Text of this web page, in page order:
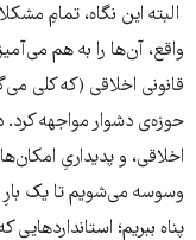
البته این نگاه، تمامِ
واقع، آن‌ها را به هم
قانونی اخلاقی (که کلی
حوزه‌ی دشوار مواجهه
اخلاقی، و پدیداریِ
وسوسه می‌شویم تا یک بارِ
پناه ببریم؛